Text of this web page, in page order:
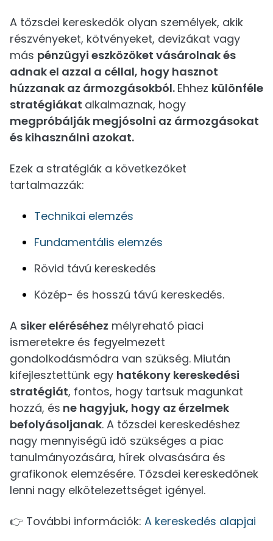
A tőzsdei kereskedők olyan személyek, akik
részvényeket, kötvényeket, devizákat vagy
más pénzügyi eszközöket vásárolnak és
adnak el azzal a céllal, hogy hasznot
húzzanak az ármozgásokból. Ehhez különféle
stratégiákat alkalmaznak, hogy
megpróbálják megjósolni az ármozgásokat
és kihasználni azokat.
Ezek a stratégiák a következőket
tartalmazzák:
Technikai elemzés
Fundamentális elemzés
Rövid távú kereskedés
Közép- és hosszú távú kereskedés.
A siker eléréséhez mélyreható piaci
ismeretekre és fegyelmezett
gondolkodásmódra van szükség. Miután
kifejlesztettünk egy hatékony kereskedési
stratégiát, fontos, hogy tartsuk magunkat
hozzá, és ne hagyjuk, hogy az érzelmek
befolyásoljanak. A tőzsdei kereskedéshez
nagy mennyiségű idő szükséges a piac
tanulmányozására, hírek olvasására és
grafikonok elemzésére. Tőzsdei kereskedőnek
lenni nagy elkötelezettséget igényel.
👉 További információk: A kereskedés alapjai